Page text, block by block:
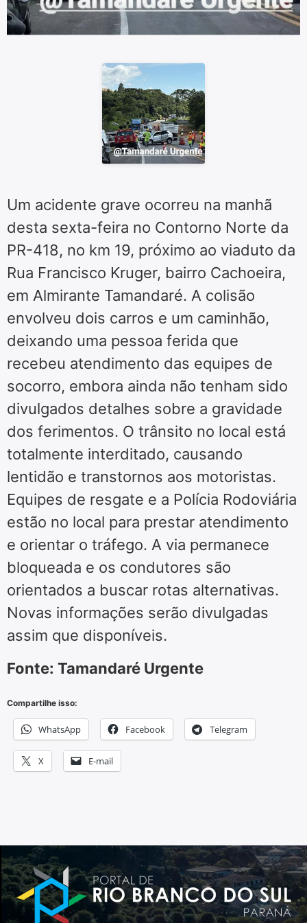
Um acidente grave ocorreu na manhã
desta sexta-feira no Contorno Norte da
PR-418, no km 19, próximo ao viaduto da
Rua Francisco Kruger, bairro Cachoeira,
em Almirante Tamandaré. A colisão
envolveu dois carros e um caminhão,
deixando uma pessoa ferida que
recebeu atendimento das equipes de
socorro, embora ainda não tenham sido
divulgados detalhes sobre a gravidade
dos ferimentos. O trânsito no local está
totalmente interditado, causando
lentidão e transtornos aos motoristas.
Equipes de resgate e a Polícia Rodoviária
estão no local para prestar atendimento
e orientar o tráfego. A via permanece
bloqueada e os condutores são
orientados a buscar rotas alternativas.
Novas informações serão divulgadas
assim que disponíveis.
Fonte: Tamandaré Urgente
Compartilhe isso:
WhatsApp Facebook Telegram
X E-mail